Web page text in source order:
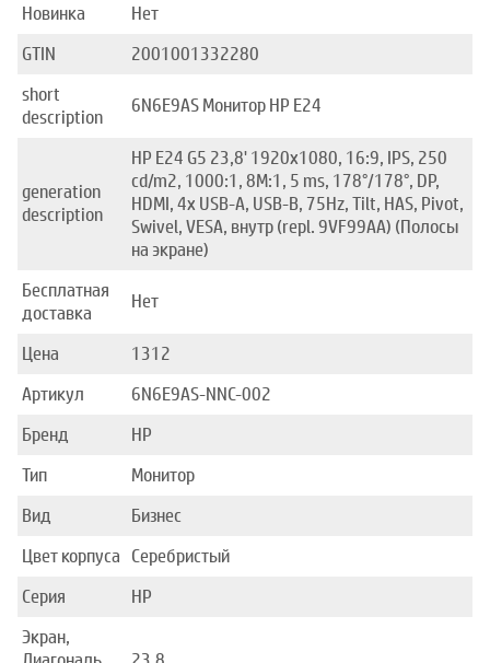
Новинка
Нет
GTIN
2001001332280
short
description
6N6E9AS Монитор HP E24
generation
description
HP E24 G5 23,8' 1920x1080, 16:9, IPS, 250
cd/m2, 1000:1, 8M:1, 5 ms, 178°/178°, DP,
HDMI, 4x USB-A, USB-B, 75Hz, Tilt, HAS, Pivot,
Swivel, VESA, внутр (repl. 9VF99AA) (Полосы
на экране)
Бесплатная
доставка
Нет
Цена
1312
Артикул
6N6E9AS-NNC-002
Бренд
HP
Тип
Монитор
Вид
Бизнес
Цвет корпуса Серебристый
Серия
HP
Экран,